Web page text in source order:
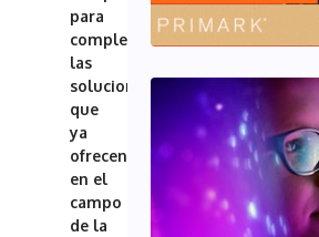
para
complementar
las
soluciones
que
ya
ofrecen
en el
campo
de la